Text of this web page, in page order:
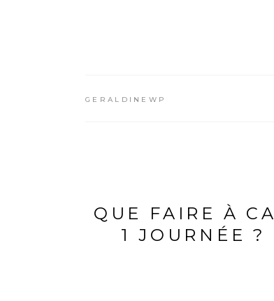
GERALDINEWP
QUE FAIRE À
1 JOURNÉE